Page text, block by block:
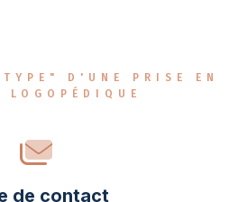
D'UNE PRISE EN
LOGOPÉDIQUE
de contact